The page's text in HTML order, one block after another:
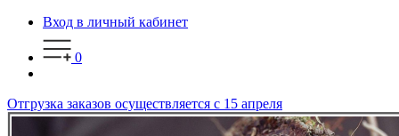
Вход в личный кабинет
0
Отгрузка заказов осуществляется с 15 апреля